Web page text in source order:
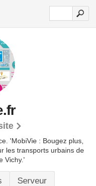
'MobiVie : Bougez plus,
les transports urbains de
Vichy.'
Serveur